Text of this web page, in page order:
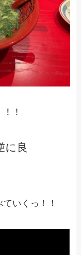
！
に良
いくっ！！